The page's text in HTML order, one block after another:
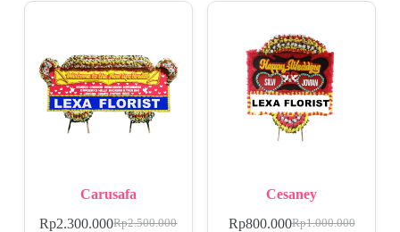
Carusafa
Rp2.500.000
Rp2.300.000
Cesaney
Rp1.000.000
Rp800.000